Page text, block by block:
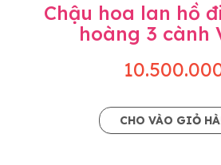
Chậu hoa lan hồ
hoàng 3 cành
CHO VÀO GIỎ